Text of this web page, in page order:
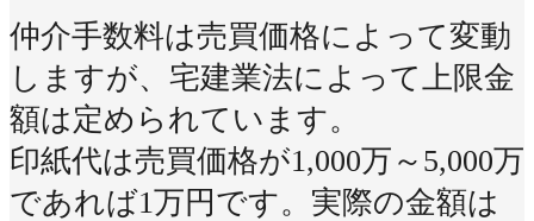
仲介手数料は売買価格によって変動
しますが、宅建業法によって上限金
額は定められています。
印紙代は売買価格が1,000万～5,000万
であれば1万円です。実際の金額は